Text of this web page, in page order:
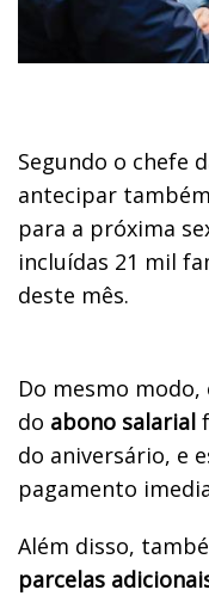
Segundo o chefe
antecipar
para a próxima
incluídas 21 mil
deste mês.
Do mesmo
do abono salarial
do aniversário, e
pagamento
Além disso,
parcelas